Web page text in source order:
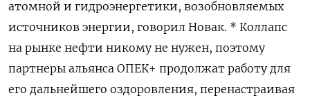
атомной и гидроэнергетики, возобновляемых
источников энергии, говорил Новак. * Коллапс
на рынке нефти никому не нужен, поэтому
партнеры альянса ОПЕК+ продолжат работу для
его дальнейшего оздоровления, перенастраивая